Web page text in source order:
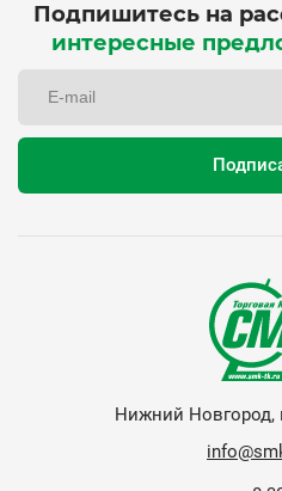
Подпишитесь на
интересные
Нижний Новгород,